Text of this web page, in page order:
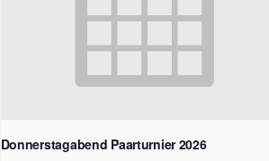
Donnerstagabend Paarturnier 2026